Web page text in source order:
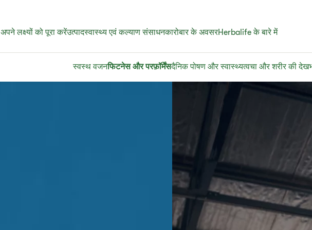
अपने लक्ष्यों को पूरा करेंउत्पादस्वास्थ्य एवं कल्याण संसाधनकारोबार के अवसरHerbalife के बारे में
स्वस्थ वजनफिटनेस और परफ़ॉर्मेंसदैनिक पोषण और स्वास्थ्यत्वचा और शरीर की